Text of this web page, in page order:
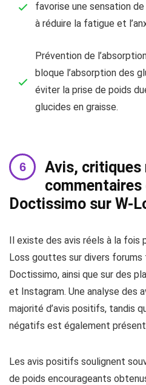
favorise une sensation
à réduire la fatigue et
Prévention de
bloque l’absorption des
éviter la prise de poids
glucides en graisse.
Avis, critiques
Doctissimo sur W-
Il existe des avis réels à la
Loss gouttes sur divers forums
Doctissimo, ainsi que sur des
et Instagram. Une analyse des
majorité d’avis positifs, tandis
négatifs est également
Les avis positifs soulignent
de poids encourageants